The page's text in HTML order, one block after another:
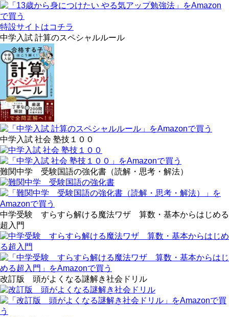
特設サイトはコチラ
中学入試 計算のスペシャルルール
中学入試 社会 塾技１００
難関中学 受験国語の強化書（読解・思考・解法）
中学受験 すらすら解ける魔法ワザ 算数・基本からはじめる
超入門
改訂版 頭がよくなる謎解き社会ドリル